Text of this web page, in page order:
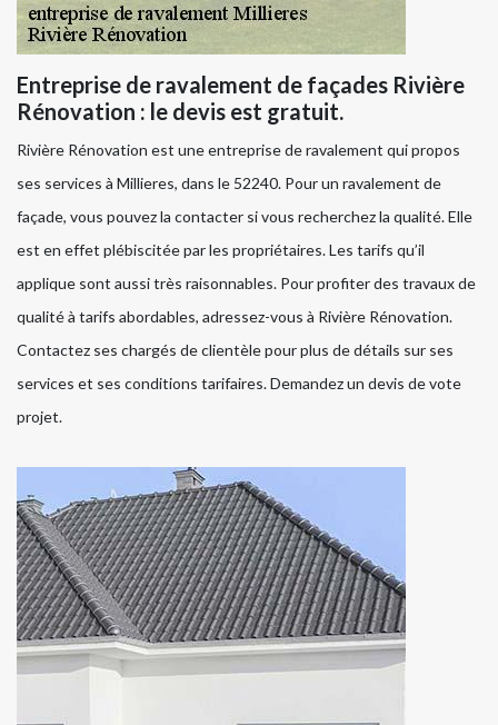
Entreprise de ravalement de façades Rivière
Rénovation : le devis est gratuit.
Rivière Rénovation est une entreprise de ravalement qui propos
ses services à Millieres, dans le 52240. Pour un ravalement de
façade, vous pouvez la contacter si vous recherchez la qualité. Elle
est en effet plébiscitée par les propriétaires. Les tarifs qu’il
applique sont aussi très raisonnables. Pour profiter des travaux de
qualité à tarifs abordables, adressez-vous à Rivière Rénovation.
Contactez ses chargés de clientèle pour plus de détails sur ses
services et ses conditions tarifaires. Demandez un devis de vote
projet.